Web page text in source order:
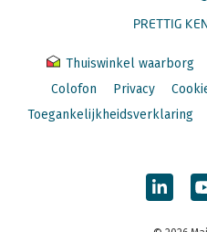
PRETTIG
Thuiswinkel waarborg
Colofon
Privacy
Toegankelijkheidsverklaring